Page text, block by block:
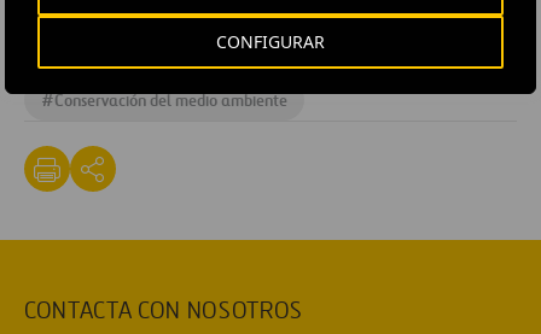
CONFIGURAR
adecuadamente», enfatizó.
#Conservación del medio ambiente
CONTACTA CON NOSOTROS